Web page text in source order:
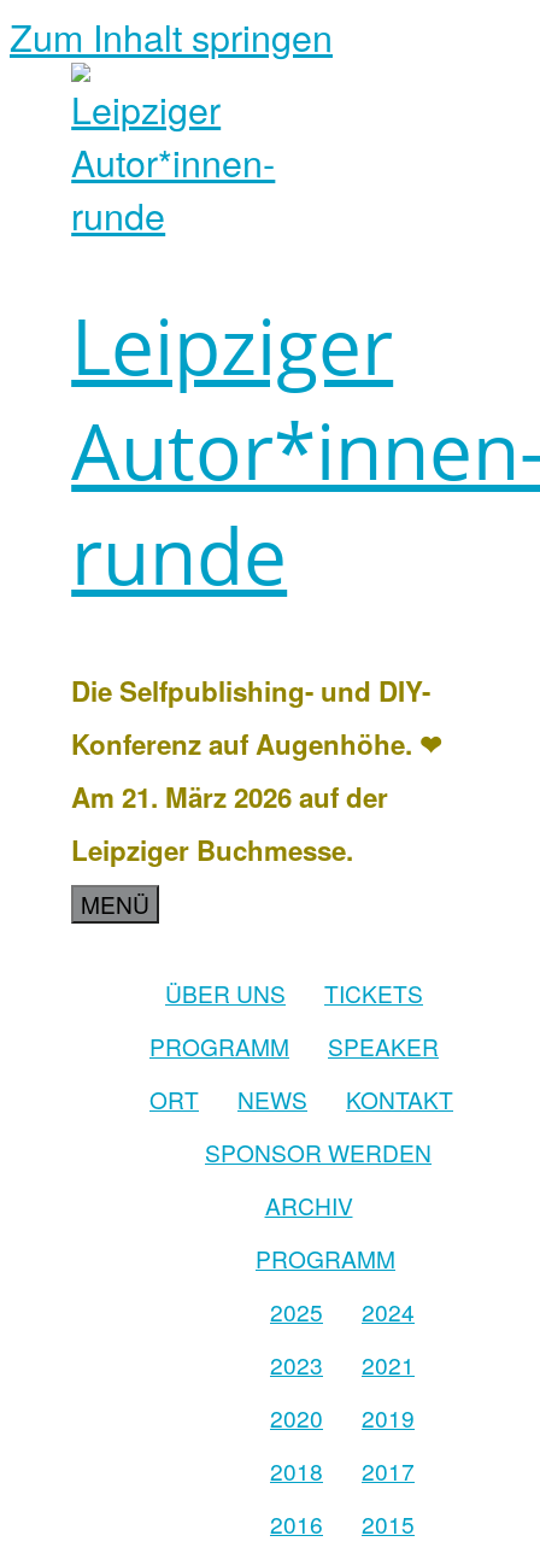
Zum Inhalt springen
Leipziger
runde
Die Selfpublishing- und DIY-
Konferenz auf Augenhöhe. ❤
Am 21. März 2026 auf der
Leipziger Buchmesse.
MENÜ
ÜBER UNS
TICKETS
PROGRAMM
SPEAKER
ORT
NEWS
KONTAKT
SPONSOR WERDEN
ARCHIV
PROGRAMM
2025
2024
2023
2021
2020
2019
2018
2017
2016
2015